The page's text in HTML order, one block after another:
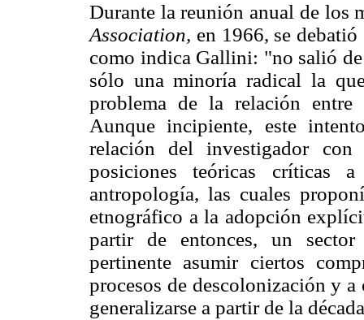
Durante la reunión anual de los
Association, en 1966, se
como indica Gallini: "no salió
sólo una minoría radical la
problema de la relación
Aunque incipiente, este
relación del investigador
posiciones teóricas críticas
antropología, las cuales
etnográfico a la adopción
partir de entonces, un sector
pertinente asumir ciertos
procesos de descolonización y
generalizarse a partir de la